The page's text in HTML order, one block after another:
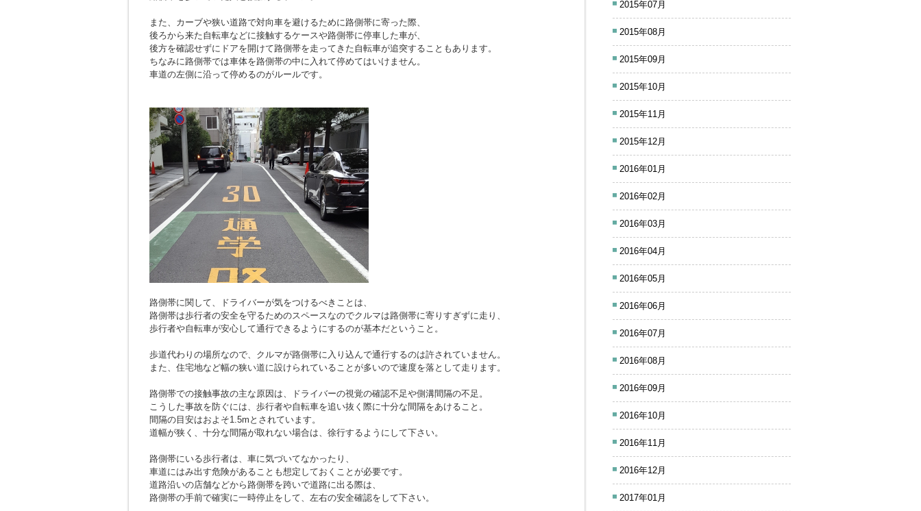
また、カーブや狭い道路で対向車を避けるために路側帯に寄った際、
後ろから来た自転車などに接触するケースや路側帯に停車した車が、
後方を確認せずにドアを開けて路側帯を走ってきた自転車が追突することもあります。
ちなみに路側帯では車体を路側帯の中に入れて停めてはいけません。
車道の左側に沿って停めるのがルールです。
路側帯に関して、ドライバーが気をつけるべきことは、
路側帯は歩行者の安全を守るためのスペースなのでクルマは路側帯に寄りすぎずに走り、
歩行者や自転車が安心して通行できるようにするのが基本だということ。
歩道代わりの場所なので、クルマが路側帯に入り込んで通行するのは許されていません。
また、住宅地など幅の狭い道に設けられていることが多いので速度を落として走ります。
路側帯での接触事故の主な原因は、ドライバーの視覚の確認不足や側溝間隔の不足。
こうした事故を防ぐには、歩行者や自転車を追い抜く際に十分な間隔をあけること。
間隔の目安はおよそ1.5mとされています。
道幅が狭く、十分な間隔が取れない場合は、徐行するようにして下さい。
路側帯にいる歩行者は、車に気づいてなかったり、
車道にはみ出す危険があることも想定しておくことが必要です。
道路沿いの店舗などから路側帯を跨いで道路に出る際は、
路側帯の手前で確実に一時停止をして、左右の安全確認をして下さい。
2015年07月
2015年08月
2015年09月
2015年10月
2015年11月
2015年12月
2016年01月
2016年02月
2016年03月
2016年04月
2016年05月
2016年06月
2016年07月
2016年08月
2016年09月
2016年10月
2016年11月
2016年12月
2017年01月